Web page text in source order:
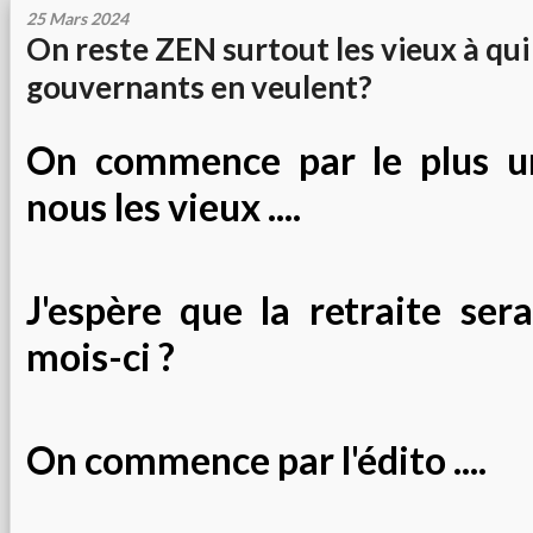
25 Mars 2024
On reste ZEN surtout les vieux à
gouvernants en veulent?
On commence par le plus
nous les vieux ....
J'espère que la retraite
mois-ci ?
On commence par l'édito ....